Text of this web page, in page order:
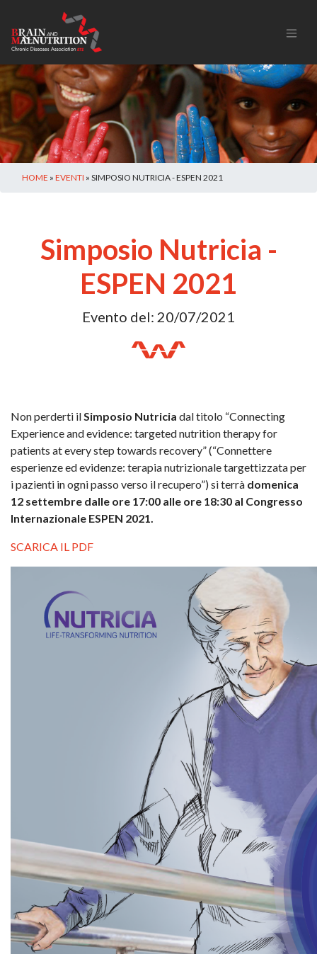
HOME » EVENTI » SIMPOSIO NUTRICIA - ESPEN 2021
Simposio Nutricia -
ESPEN 2021
Evento del: 20/07/2021
Non perderti ilSimposio Nutricia dal titolo “Connecting
Experience and evidence: targeted nutrition therapy for
patients at every step towards recovery” (“Connettere
esperienze ed evidenze: terapia nutrizionale targettizzata per
i pazienti in ogni passo verso il recupero”) si terrà domenica
12 settembre dalle ore 17:00 alle ore 18:30 al Congresso
Internazionale ESPEN 2021.
SCARICA IL PDF